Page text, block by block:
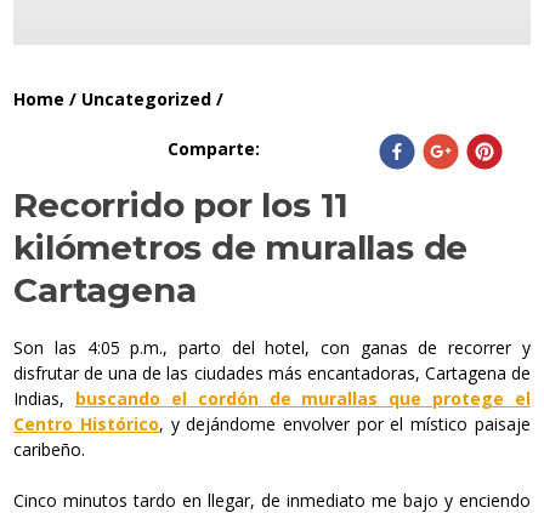
Home / Uncategorized /
Comparte:
Recorrido por los 11
kilómetros de murallas de
Cartagena
Son las 4:05 p.m., parto del hotel, con ganas de recorrer y
disfrutar de una de las ciudades más encantadoras, Cartagena de
Indias, buscando el cordón de murallas que protege el
Centro Histórico, y dejándome envolver por el místico paisaje
caribeño.
Cinco minutos tardo en llegar, de inmediato me bajo y enciendo